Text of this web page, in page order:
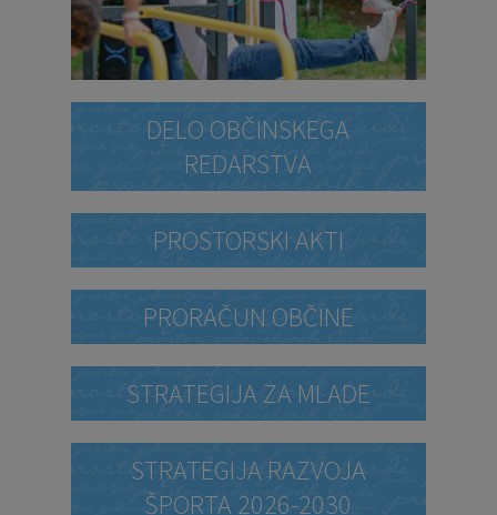
DELO OBČINSKEGA
REDARSTVA
PROSTORSKI AKTI
PRORAČUN OBČINE
STRATEGIJA ZA MLADE
STRATEGIJA RAZVOJA
ŠPORTA 2026-2030